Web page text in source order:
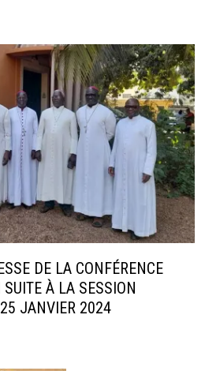
DE LA CONFÉRENCE
À LA SESSION
JANVIER 2024